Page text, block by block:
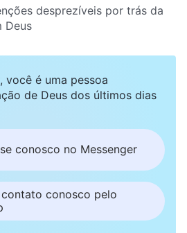
desprezíveis por trás da
Deus
você é uma pessoa
de Deus dos últimos dias
conosco no Messenger
conosco pelo